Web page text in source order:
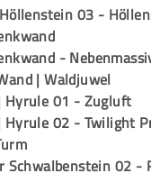
03 -
-
| Waldjuwel
Hyrule 01 - Zugluft
Hyrule 02 - Twilight
Schwalbenstein 02 -